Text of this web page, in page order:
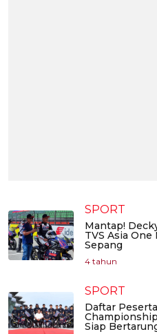
SPORT
Mantap!
TVS Asia
Sepang
4 tahun
SPORT
Daftar
Siap